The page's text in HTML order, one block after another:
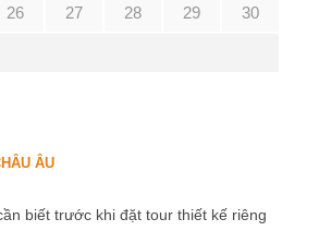
26 27 28 29 30
ÂU
biết trước khi đặt tour thiết kế riêng